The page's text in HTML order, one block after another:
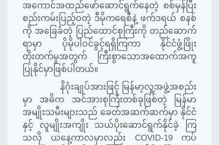
အကောင်အထည်ဖော်ဆောင်ရွက်နေတဲ့ စစ်မှန်ပြီး
စည်းကမ်းပြည့်ဝတဲ့ ဒီမိုကရေစီနဲ့ ဖက်ဒရယ် စနစ်
ကို အခြေခံတဲ့ ပြည်ထောင်စုကြီးကို တည်ဆောက်
ရာမှာ ပိုမိုပါဝင်ခွင့်ရရှိကြကာ နိုင်ငံဖွံ့ဖြိုး
တိုးတက်မှုအတွက် ကြီးစွာသောအထောက်အကူ
ပြုနိုင်မှာဖြစ်ပါတယ်။
နိဂုံးချုပ်အားဖြင့် မြန်မာ့လူ့အဖွဲ့အစည်း
မှာ အဓိက အင်အားစုကြီးတစ်ခုဖြစ်တဲ့ မြန်မာ
အမျိုးသမီးများသည် ခေတ်အဆက်ဆက်မှာ နိုင်ငံ
နှင့် လူမျိုးအကျိုး သယ်ပိုးဆောင်ရွက်နိုင်ခဲ့ ကြ
သလို ယနေ့ကာလမှာလည်း COVID-19 ကပ်